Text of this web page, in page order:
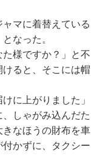
マに着替えている
なった。
様ですか？」と不
ると、そこには帽
に上がりました」
しゃがみ込んだた
なほうの財布を車
かずに、タクシー